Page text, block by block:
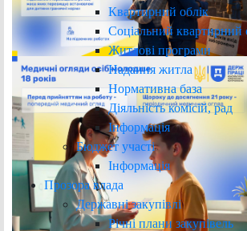
Квартирний облік
Соціальний квартирний
Житлові програми
Надання житла
Нормативна база
Діяльність комісій, рад
Інформація
Бюджет участі
Інформація
Прозора влада
Державні закупівлі
Річні плани закупівель